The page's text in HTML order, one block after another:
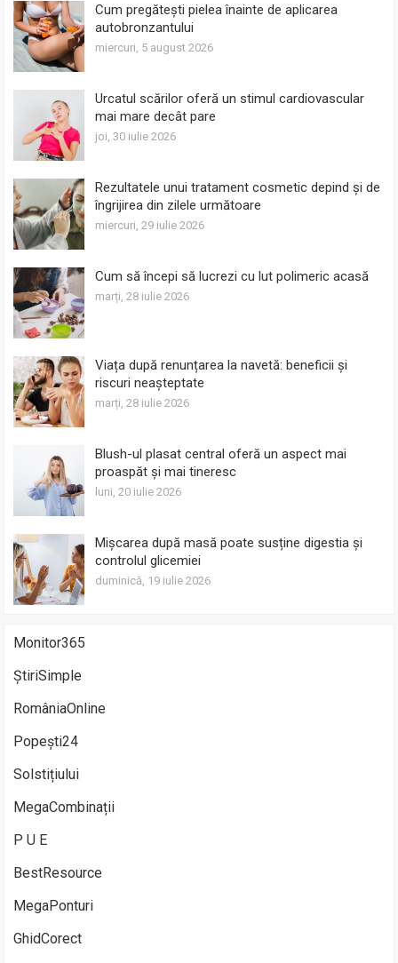
Cum pregătești pielea înainte de aplicarea
autobronzantului
miercuri, 5 august 2026
Urcatul scărilor oferă un stimul cardiovascular
mai mare decât pare
joi, 30 iulie 2026
Rezultatele unui tratament cosmetic depind și de
îngrijirea din zilele următoare
miercuri, 29 iulie 2026
Cum să începi să lucrezi cu lut polimeric acasă
marți, 28 iulie 2026
Viața după renunțarea la navetă: beneficii și
riscuri neașteptate
marți, 28 iulie 2026
Blush-ul plasat central oferă un aspect mai
proaspăt și mai tineresc
luni, 20 iulie 2026
Mișcarea după masă poate susține digestia și
controlul glicemiei
duminică, 19 iulie 2026
Monitor365
ȘtiriSimple
RomâniaOnline
Popești24
Solstițiului
MegaCombinații
P U E
BestResource
MegaPonturi
GhidCorect